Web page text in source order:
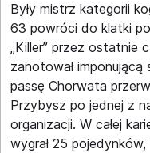
Były mistrz kategorii
63 powróci do klatki
„Killer” przez ostatnie
zanotował
passę Chorwata
Przybysz po jednej z
organizacji. W całej
wygrał 25